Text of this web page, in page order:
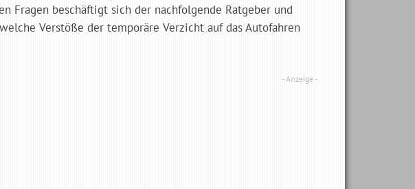
Fragen beschäftigt sich der nachfolgende Ratgeber und
Verstöße der temporäre Verzicht auf das Autofahren